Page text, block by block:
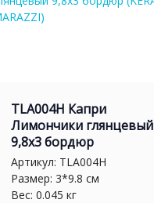
TLA004H Капри
Лимончики глянцевый
9,8х3 бордюр
Артикул: TLA004H
Размер: 3*9.8 см
Вес: 0.045 кг